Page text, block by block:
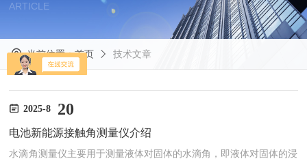
ARTICLE
当前位置：首页 技术文章
2025-8 20
电池新能源接触角测量仪介绍
水滴角测量仪主要用于测量液体对固体的水滴角，即液体对固体的浸